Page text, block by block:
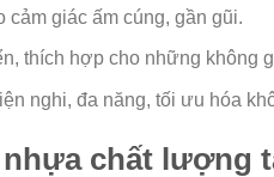
cảm giác ấm cúng, gần gũi.
thích hợp cho những không
nghi, đa năng, tối ưu hóa
chất lượng